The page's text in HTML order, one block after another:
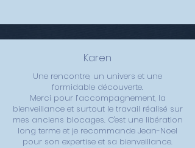
Karen
Une rencontre, un univers et une
formidable découverte.
Merci pour l’accompagnement, la
bienveillance et surtout le travail réalisé sur
mes anciens blocages. C'est une libération
long terme et je recommande Jean-Noel
pour son expertise et sa bienveillance.